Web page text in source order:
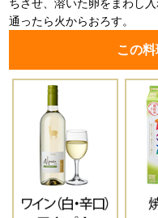
ちさせ、溶いた卵をまわし
通ったら火からおろす。
この